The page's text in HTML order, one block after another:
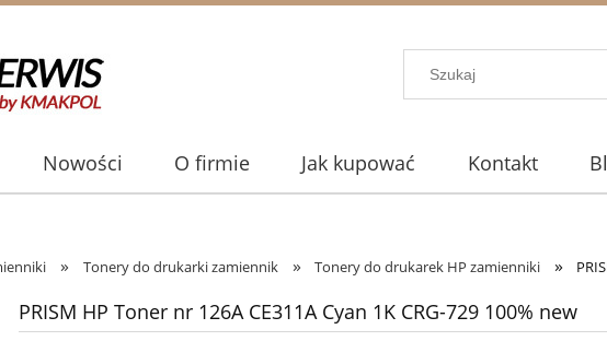
Nowości O firmie Jak kupować Kontakt
» Tonery do drukarki zamiennik » Tonery do drukarek HP zamienniki »
PRISM HP Toner nr 126A CE311A Cyan 1K CRG-729 100% new